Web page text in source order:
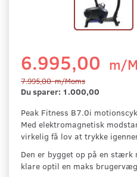
6.995,00 m/
7.995,00m/Moms
Du sparer: 1.000,00
Peak Fitness B7.0i
Med elektromagnetisk
virkelig få lov at trykke
Den er bygget op på en
klare optil en maks